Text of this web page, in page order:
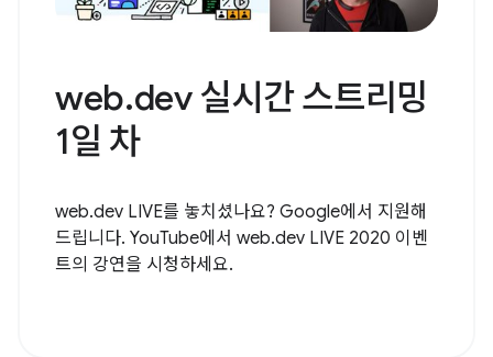
web.dev 실시간 스트리밍
1일 차
web.dev LIVE를 놓치셨나요? Google에서 지원해
드립니다. YouTube에서 web.dev LIVE 2020 이벤
트의 강연을 시청하세요.